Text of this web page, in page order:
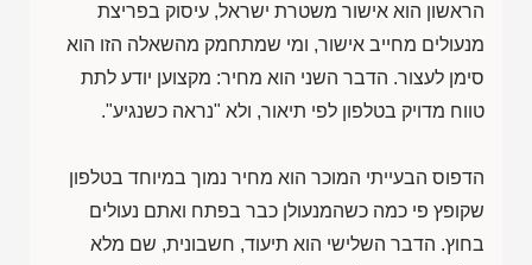
הראשון הוא אישור משטרת ישראל, עיסוק בפריצת
מנעולים מחייב אישור, ומי שמתחמק מהשאלה הזו הוא
סימן לעצור. הדבר השני הוא מחיר: מקצוען יודע לתת
טווח מדויק בטלפון לפי תיאור, ולא "נראה כשנגיע".
הדפוס הבעייתי המוכר הוא מחיר נמוך במיוחד בטלפון
שקופץ פי כמה כשהמנעולן כבר בפתח ואתם נעולים
בחוץ. הדבר השלישי הוא תיעוד, חשבונית, שם מלא